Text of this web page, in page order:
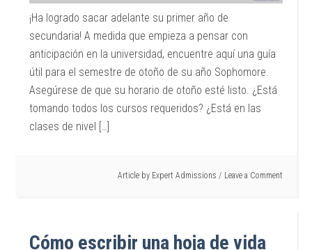
¡Ha logrado sacar adelante su primer año de
secundaria! A medida que empieza a pensar con
anticipación en la universidad, encuentre aquí una guía
útil para el semestre de otoño de su año Sophomore.
Asegúrese de que su horario de otoño esté listo. ¿Está
tomando todos los cursos requeridos? ¿Está en las
clases de nivel […]
Article by Expert Admissions Leave a Comment
Cómo escribir una hoja de vida